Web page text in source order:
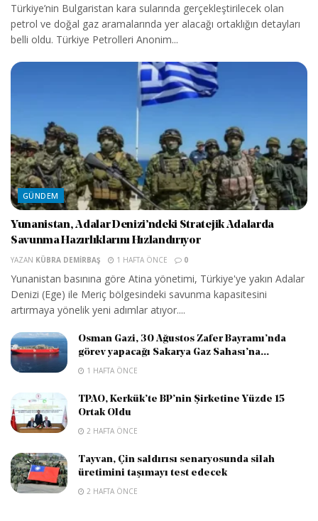
Türkiye’nin Bulgaristan kara sularında gerçekleştirilecek olan
petrol ve doğal gaz aramalarında yer alacağı ortaklığın detayları
belli oldu. Türkiye Petrolleri Anonim...
GÜNDEM
Yunanistan, Adalar Denizi’ndeki Stratejik Adalarda
Savunma Hazırlıklarını Hızlandırıyor
YAZAN KÜBRA DEMIRBAŞ 1 HAFTA ÖNCE 0
Yunanistan basınına göre Atina yönetimi, Türkiye'ye yakın Adalar
Denizi (Ege) ile Meriç bölgesindeki savunma kapasitesini
artırmaya yönelik yeni adımlar atıyor....
Osman Gazi, 30 Ağustos Zafer Bayramı’nda
görev yapacağı Sakarya Gaz Sahası’na...
1 HAFTA ÖNCE
TPAO, Kerkük’te BP’nin Şirketine Yüzde 15
Ortak Oldu
2 HAFTA ÖNCE
Tayvan, Çin saldırısı senaryosunda silah
üretimini taşımayı test edecek
2 HAFTA ÖNCE